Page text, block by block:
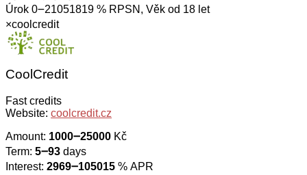
Úrok 0౼21051819 % RPSN, Věk od 18 let
×coolcredit
CoolCredit
Fast credits
Website: coolcredit.cz
Amount: 1000౼25000 Kč
Term: 5౼93 days
Interest: 2969౼105015 % APR